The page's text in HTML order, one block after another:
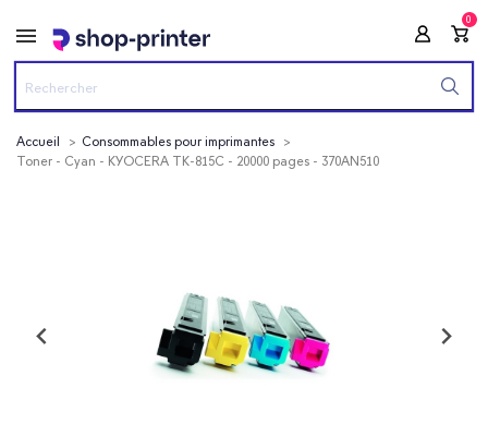
0
Accueil
Consommables pour imprimantes
Toner - Cyan - KYOCERA TK-815C - 20000 pages - 370AN510